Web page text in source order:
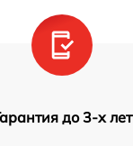
до 3-х лет